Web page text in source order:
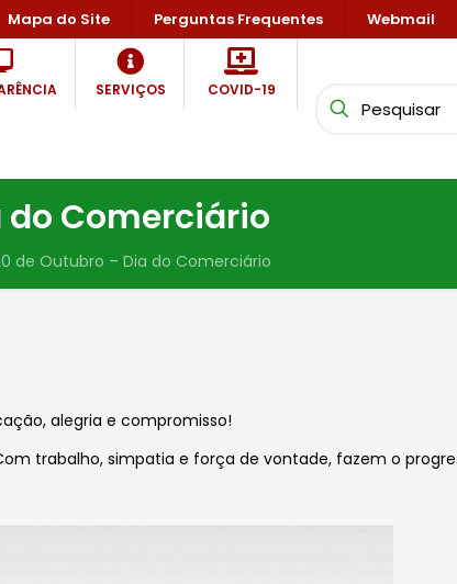
Mapa do Site Perguntas Frequentes Webmail
SERVIÇOS COVID-19
do Comerciário
de Outubro – Dia do Comerciário
alegria e compromisso!
trabalho, simpatia e força de vontade, fazem o